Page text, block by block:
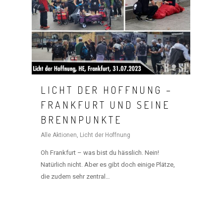
LICHT DER HOFFNUNG –
FRANKFURT UND SEINE
BRENNPUNKTE
Alle Aktionen, Licht der Hoffnung
Oh Frankfurt – was bist du hässlich. Nein!
Natürlich nicht. Aber es gibt doch einige Plätze,
die zudem sehr zentral…